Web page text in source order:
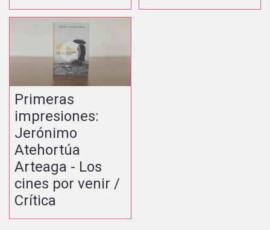
Primeras
impresiones:
Jerónimo
Atehortúa
Arteaga - Los
cines por venir /
Crítica